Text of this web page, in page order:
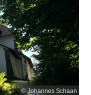
© Johannes Schaan